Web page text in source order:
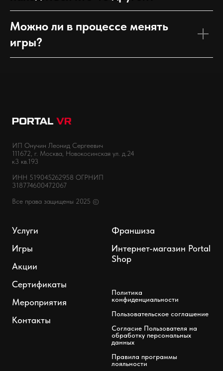
Можно ли в процессе менять
игры?
ИП Онучин Леонид Сергеевич
111672, г. Москва, Новокосинская ул. д.24
к3 кв.193
ИНН 519045262958 ОГРНИП
318774600472067
Все права защищены 2025 ©
Услуги
Игры
Акции
Сертификаты
Мероприятия
Контакты
Франшиза
Интернет-магазин Portal
Shop
Политика
конфиденциальности
Пользовательское соглашение
Согласие Пользователя на
обработку персональных
данных
Правила программы
лояльности